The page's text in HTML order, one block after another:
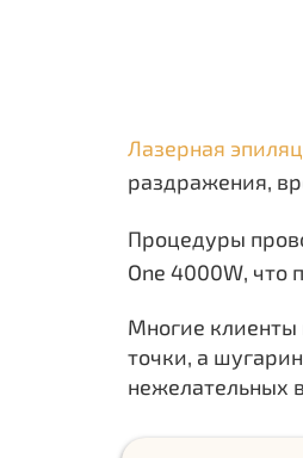
Лазерная
раздражения,
Процедуры
One 4000W, что
Многие клиенты
точки, а
нежелательных